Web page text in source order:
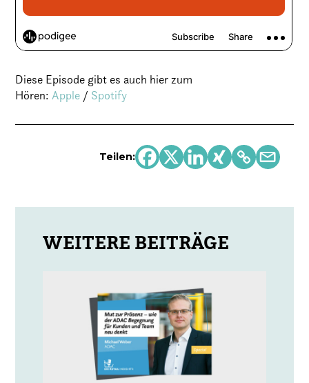
Diese Episode gibt es auch hier zum
Hören: Apple / Spotify
Teilen: